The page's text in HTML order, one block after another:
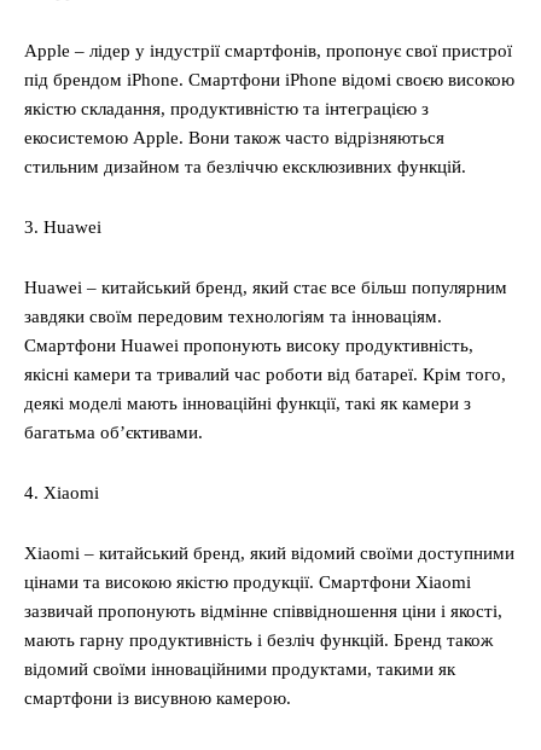
Apple – лідер у індустрії смартфонів, пропонує свої пристрої
під брендом iPhone. Смартфони iPhone відомі своєю високою
якістю складання, продуктивністю та інтеграцією з
екосистемою Apple. Вони також часто відрізняються
стильним дизайном та безліччю ексклюзивних функцій.
3. Huawei
Huawei – китайський бренд, який стає все більш популярним
завдяки своїм передовим технологіям та інноваціям.
Смартфони Huawei пропонують високу продуктивність,
якісні камери та тривалий час роботи від батареї. Крім того,
деякі моделі мають інноваційні функції, такі як камери з
багатьма об’єктивами.
4. Xiaomi
Xiaomi – китайський бренд, який відомий своїми доступними
цінами та високою якістю продукції. Смартфони Xiaomi
зазвичай пропонують відмінне співвідношення ціни і якості,
мають гарну продуктивність і безліч функцій. Бренд також
відомий своїми інноваційними продуктами, такими як
смартфони із висувною камерою.